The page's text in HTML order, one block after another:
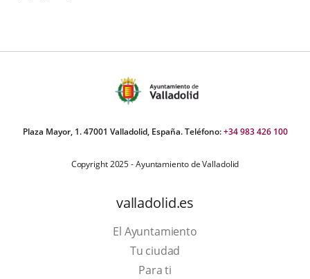
Plaza Mayor, 1. 47001 Valladolid, España. Teléfono:+34 983 426 100
Copyright 2025 - Ayuntamiento de Valladolid
valladolid.es
El Ayuntamiento
Tu ciudad
Para ti